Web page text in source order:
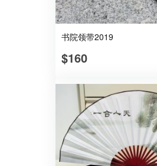
书院领带2019
$160